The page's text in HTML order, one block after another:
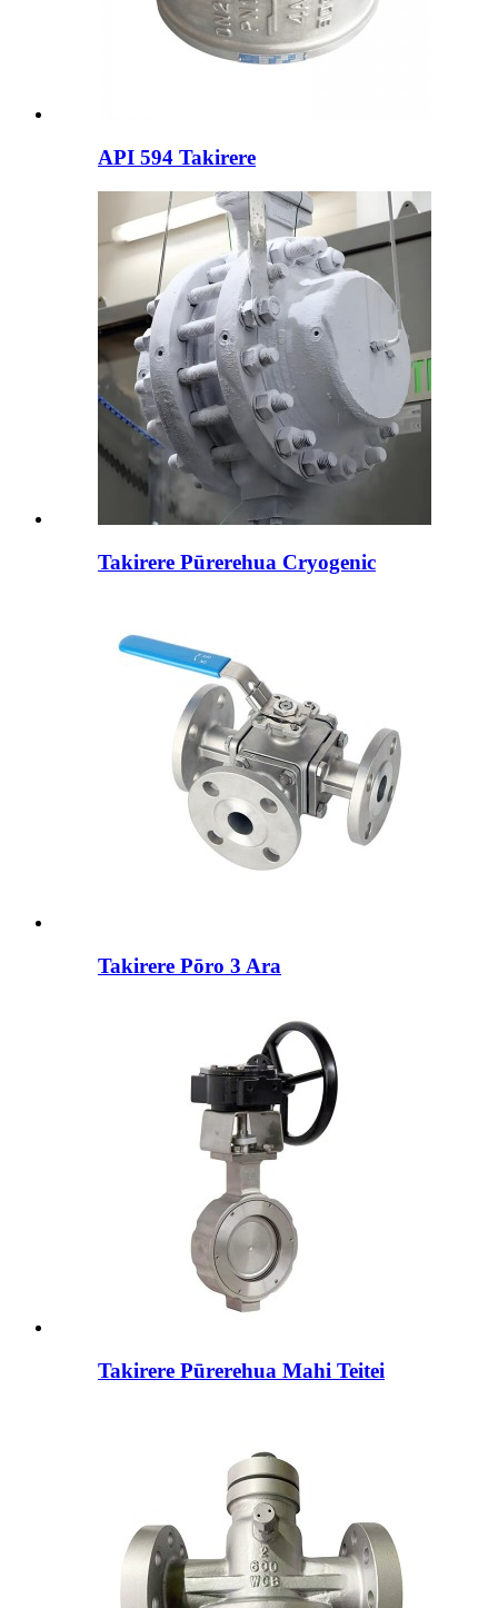
API 594 Takirere
Takirere Pūrerehua Cryogenic
Takirere Pōro 3 Ara
Takirere Pūrerehua Mahi Teitei